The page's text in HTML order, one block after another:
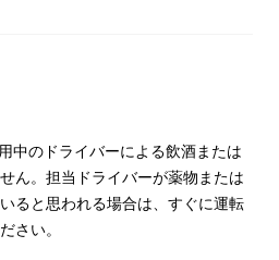
中のドライバーによる飲酒または
ん。担当ドライバーが薬物または
ると思われる場合は、すぐに運転
さい。